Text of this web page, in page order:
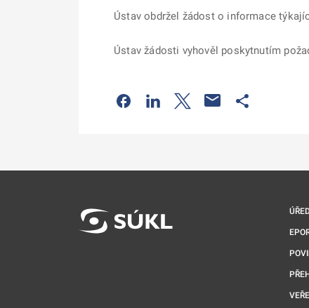
Ústav obdržel žádost o informace
Ústav žádosti vyhověl poskytnutím
Odkaz se otevře na nové kartě
Odkaz se otevře na nové
Odkaz se otevře na